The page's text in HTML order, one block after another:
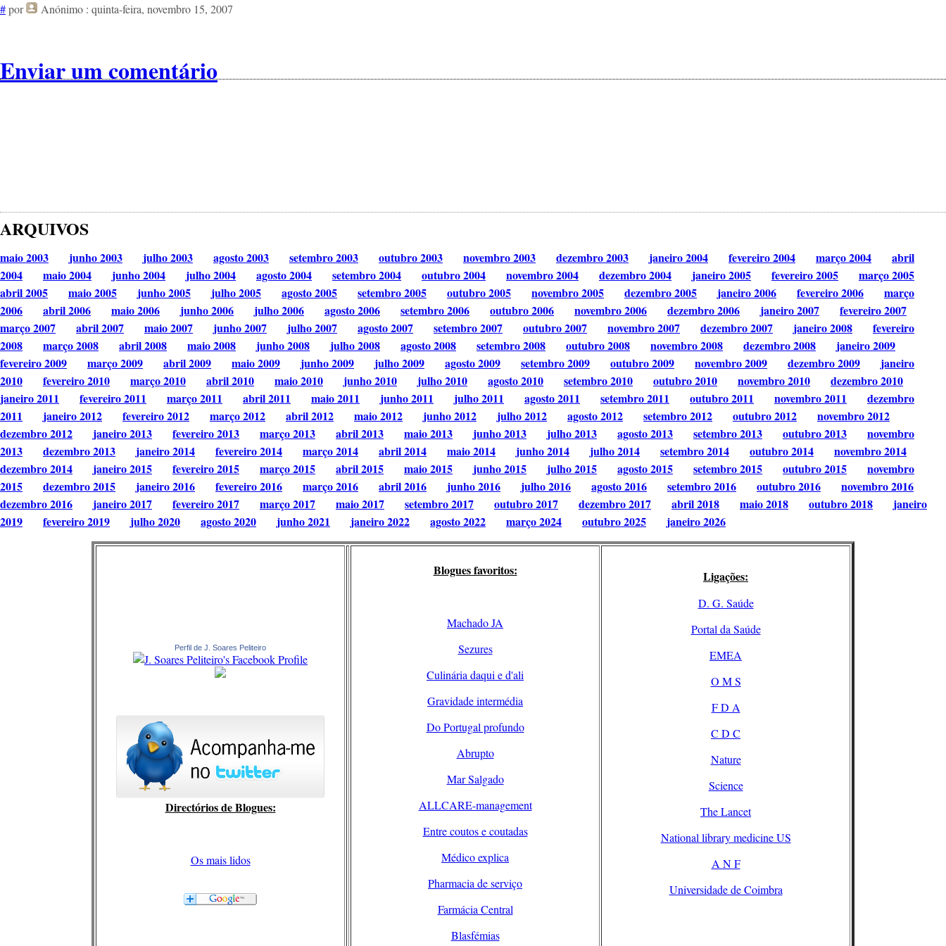
#por Anónimo : quinta-feira, novembro 15, 2007
Enviar um comentário
ARQUIVOS
maio 2003 junho 2003 julho 2003 agosto 2003 setembro 2003 outubro 2003 novembro 2003 dezembro 2003 janeiro 2004 fevereiro 2004 março 2004
abril
2004
maio 2004 junho 2004 julho 2004 agosto 2004 setembro 2004 outubro 2004 novembro 2004 dezembro 2004 janeiro 2005 fevereiro 2005
março 2005
abril 2005
maio 2005 junho 2005 julho 2005 agosto 2005 setembro 2005 outubro 2005 novembro 2005 dezembro 2005 janeiro 2006 fevereiro 2006
março
2006
abril 2006 maio 2006 junho 2006 julho 2006 agosto 2006 setembro 2006 outubro 2006 novembro 2006 dezembro 2006 janeiro 2007
fevereiro 2007
março 2007
abril 2007 maio 2007 junho 2007 julho 2007 agosto 2007 setembro 2007 outubro 2007 novembro 2007 dezembro 2007 janeiro 2008
fevereiro
2008
março 2008 abril 2008 maio 2008 junho 2008 julho 2008 agosto 2008 setembro 2008 outubro 2008 novembro 2008 dezembro 2008
janeiro 2009
fevereiro 2009
março 2009 abril 2009 maio 2009 junho 2009 julho 2009 agosto 2009 setembro 2009 outubro 2009 novembro 2009 dezembro 2009
janeiro
2010
fevereiro 2010 março 2010 abril 2010 maio 2010 junho 2010 julho 2010 agosto 2010 setembro 2010 outubro 2010 novembro 2010
dezembro 2010
janeiro 2011
fevereiro 2011 março 2011 abril 2011 maio 2011 junho 2011 julho 2011 agosto 2011 setembro 2011 outubro 2011 novembro 2011
dezembro
2011
janeiro 2012 fevereiro 2012 março 2012 abril 2012 maio 2012 junho 2012 julho 2012 agosto 2012 setembro 2012 outubro 2012
novembro 2012
dezembro 2012
janeiro 2013 fevereiro 2013 março 2013 abril 2013 maio 2013 junho 2013 julho 2013 agosto 2013 setembro 2013 outubro 2013
novembro
2013
dezembro 2013 janeiro 2014 fevereiro 2014 março 2014 abril 2014 maio 2014 junho 2014 julho 2014 setembro 2014 outubro 2014
novembro 2014
dezembro 2014
janeiro 2015 fevereiro 2015 março 2015 abril 2015 maio 2015 junho 2015 julho 2015 agosto 2015 setembro 2015 outubro 2015
novembro
2015
dezembro 2015 janeiro 2016 fevereiro 2016 março 2016 abril 2016 junho 2016 julho 2016 agosto 2016 setembro 2016 outubro 2016
novembro 2016
dezembro 2016
janeiro 2017 fevereiro 2017 março 2017 maio 2017 setembro 2017 outubro 2017 dezembro 2017 abril 2018 maio 2018 outubro 2018
janeiro
2019
fevereiro 2019 julho 2020 agosto 2020 junho 2021 janeiro 2022 agosto 2022 março 2024 outubro 2025 janeiro 2026
Perfil de J. Soares Peliteiro
Directórios de Blogues:
Os mais lidos
Blogues favoritos:
Machado JA
Sezures
Culinária daqui e d'ali
Gravidade intermédia
Do Portugal profundo
Abrupto
Mar Salgado
ALLCARE-management
Entre coutos e coutadas
Médico explica
Pharmacia de serviço
Farmácia Central
Blasfémias
Ligações:
D. G. Saúde
Portal da Saúde
EMEA
O M S
F D A
C D C
Nature
Science
The Lancet
National library medicine US
A N F
Universidade de Coimbra